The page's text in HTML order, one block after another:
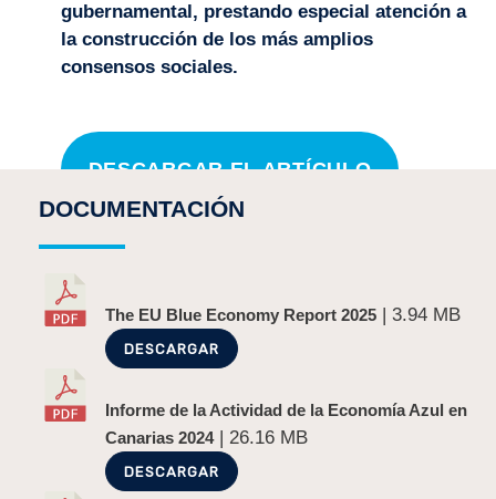
gubernamental, prestando especial atención a
la construcción de los más amplios
consensos sociales.
DESCARGAR EL ARTÍCULO
¡COMPARTE!
ANTERIOR
DOCUMENTACIÓN
The EU Blue Economy Report 2025 | 3.94 MB
DESCARGAR
Informe de la Actividad de la Economía Azul en
Canarias 2024| 26.16 MB
DESCARGAR